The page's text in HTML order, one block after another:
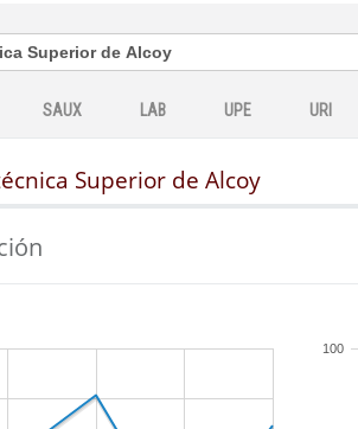
SAUX LAB UPE URI
Superior de Alcoy
100